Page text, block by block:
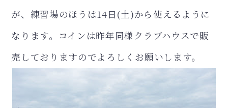
が、練習場のほうは14日(土)から使えるように
なります。コインは昨年同様クラブハウスで販
売しておりますのでよろしくお願いします。